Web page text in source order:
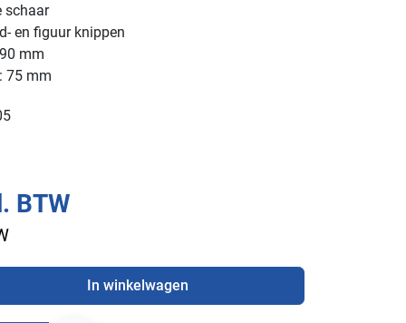
schaar
en figuur knippen
mm
75 mm
BTW
In winkelwagen